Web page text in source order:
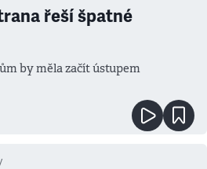
řeší špatné
by měla začít ústupem